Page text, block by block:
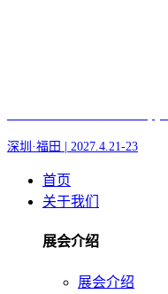
深圳·福田 | 2027.4.21-23
首页
关于我们
展会介绍
展会介绍